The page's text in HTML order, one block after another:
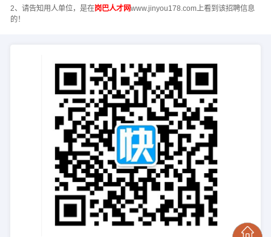
2、请告知用人单位，是在岗巴人才网www.jinyou178.com上看到该招聘信息
的！